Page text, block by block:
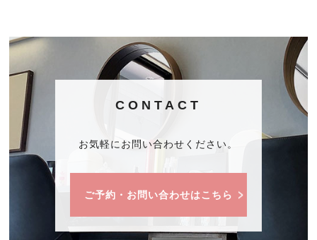
CONTACT
お気軽にお問い合わせください。
ご予約・お問い合わせはこちら